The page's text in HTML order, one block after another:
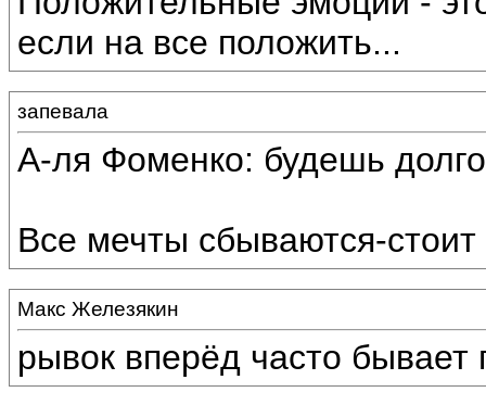
если на все положить...
запевала
А-ля Фоменко: будешь
Все мечты сбываются-стоит
Макс Железякин
рывок вперёд часто бывает